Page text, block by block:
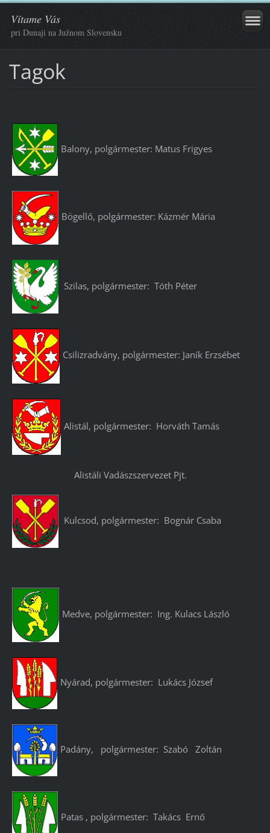
Vítame Vás
pri Dunaji na Južnom Slovensku
Tagok
Balony, polgármester: Matus Frigyes
Bögellő, polgármester: Kázmér Mária
Szilas, polgármester: Tóth Péter
Csilizradvány, polgármester: Janík Erzsébet
Alistál, polgármester: Horváth Tamás
Alistáli Vadászszervezet Pjt.
Kulcsod, polgármester: Bognár Csaba
Medve, polgármester: Ing. Kulacs László
Nyárad, polgármester: Lukács József
Padány, polgármester: Szabó Zoltán
Patas , polgármester: Takács Ernő